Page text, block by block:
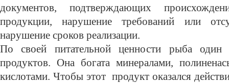
документов, подтверждающих
продукции, нарушение требований или
нарушение сроков реализации.
По своей питательной ценности рыба
продуктов. Она богата минералами,
кислотами. Чтобы этот продукт оказался